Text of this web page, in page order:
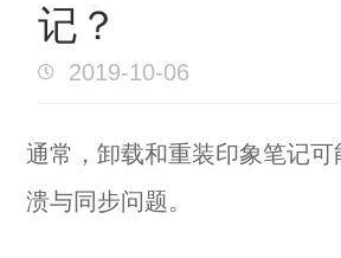
记？
2019-10-06
通常，卸载和重装印象笔记
溃与同步问题。